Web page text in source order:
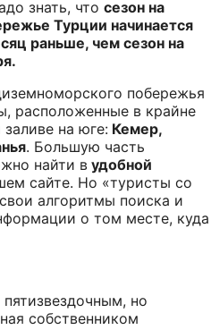
знать, что сезон на
Турции начинается
раньше, чем сезон на
побережья
расположенные в крайне
на юге: Кемер,
. Большую часть
найти в удобной
сайте. Но «туристы со
алгоритмы поиска и
о том месте, куда
но
собственником